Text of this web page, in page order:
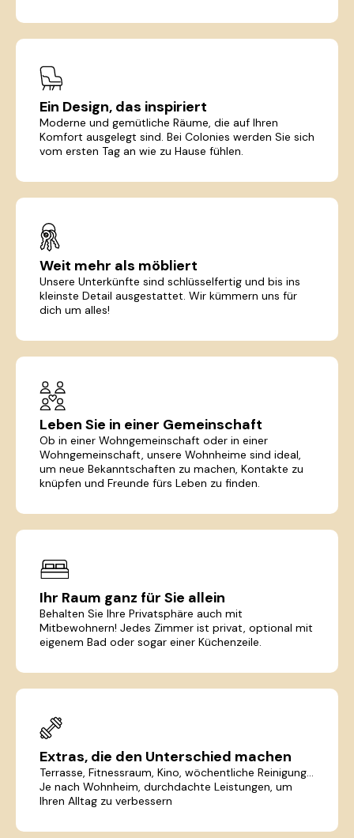
Ein Design, das inspiriert
Moderne und gemütliche Räume, die auf Ihren
Komfort ausgelegt sind. Bei Colonies werden Sie sich
vom ersten Tag an wie zu Hause fühlen.
Weit mehr als möbliert
Unsere Unterkünfte sind schlüsselfertig und bis ins
kleinste Detail ausgestattet. Wir kümmern uns für
dich um alles!
Leben Sie in einer Gemeinschaft
Ob in einer Wohngemeinschaft oder in einer
Wohngemeinschaft, unsere Wohnheime sind ideal,
um neue Bekanntschaften zu machen, Kontakte zu
knüpfen und Freunde fürs Leben zu finden.
Ihr Raum ganz für Sie allein
Behalten Sie Ihre Privatsphäre auch mit
Mitbewohnern! Jedes Zimmer ist privat, optional mit
eigenem Bad oder sogar einer Küchenzeile.
Extras, die den Unterschied machen
Terrasse, Fitnessraum, Kino, wöchentliche Reinigung...
Je nach Wohnheim, durchdachte Leistungen, um
Ihren Alltag zu verbessern